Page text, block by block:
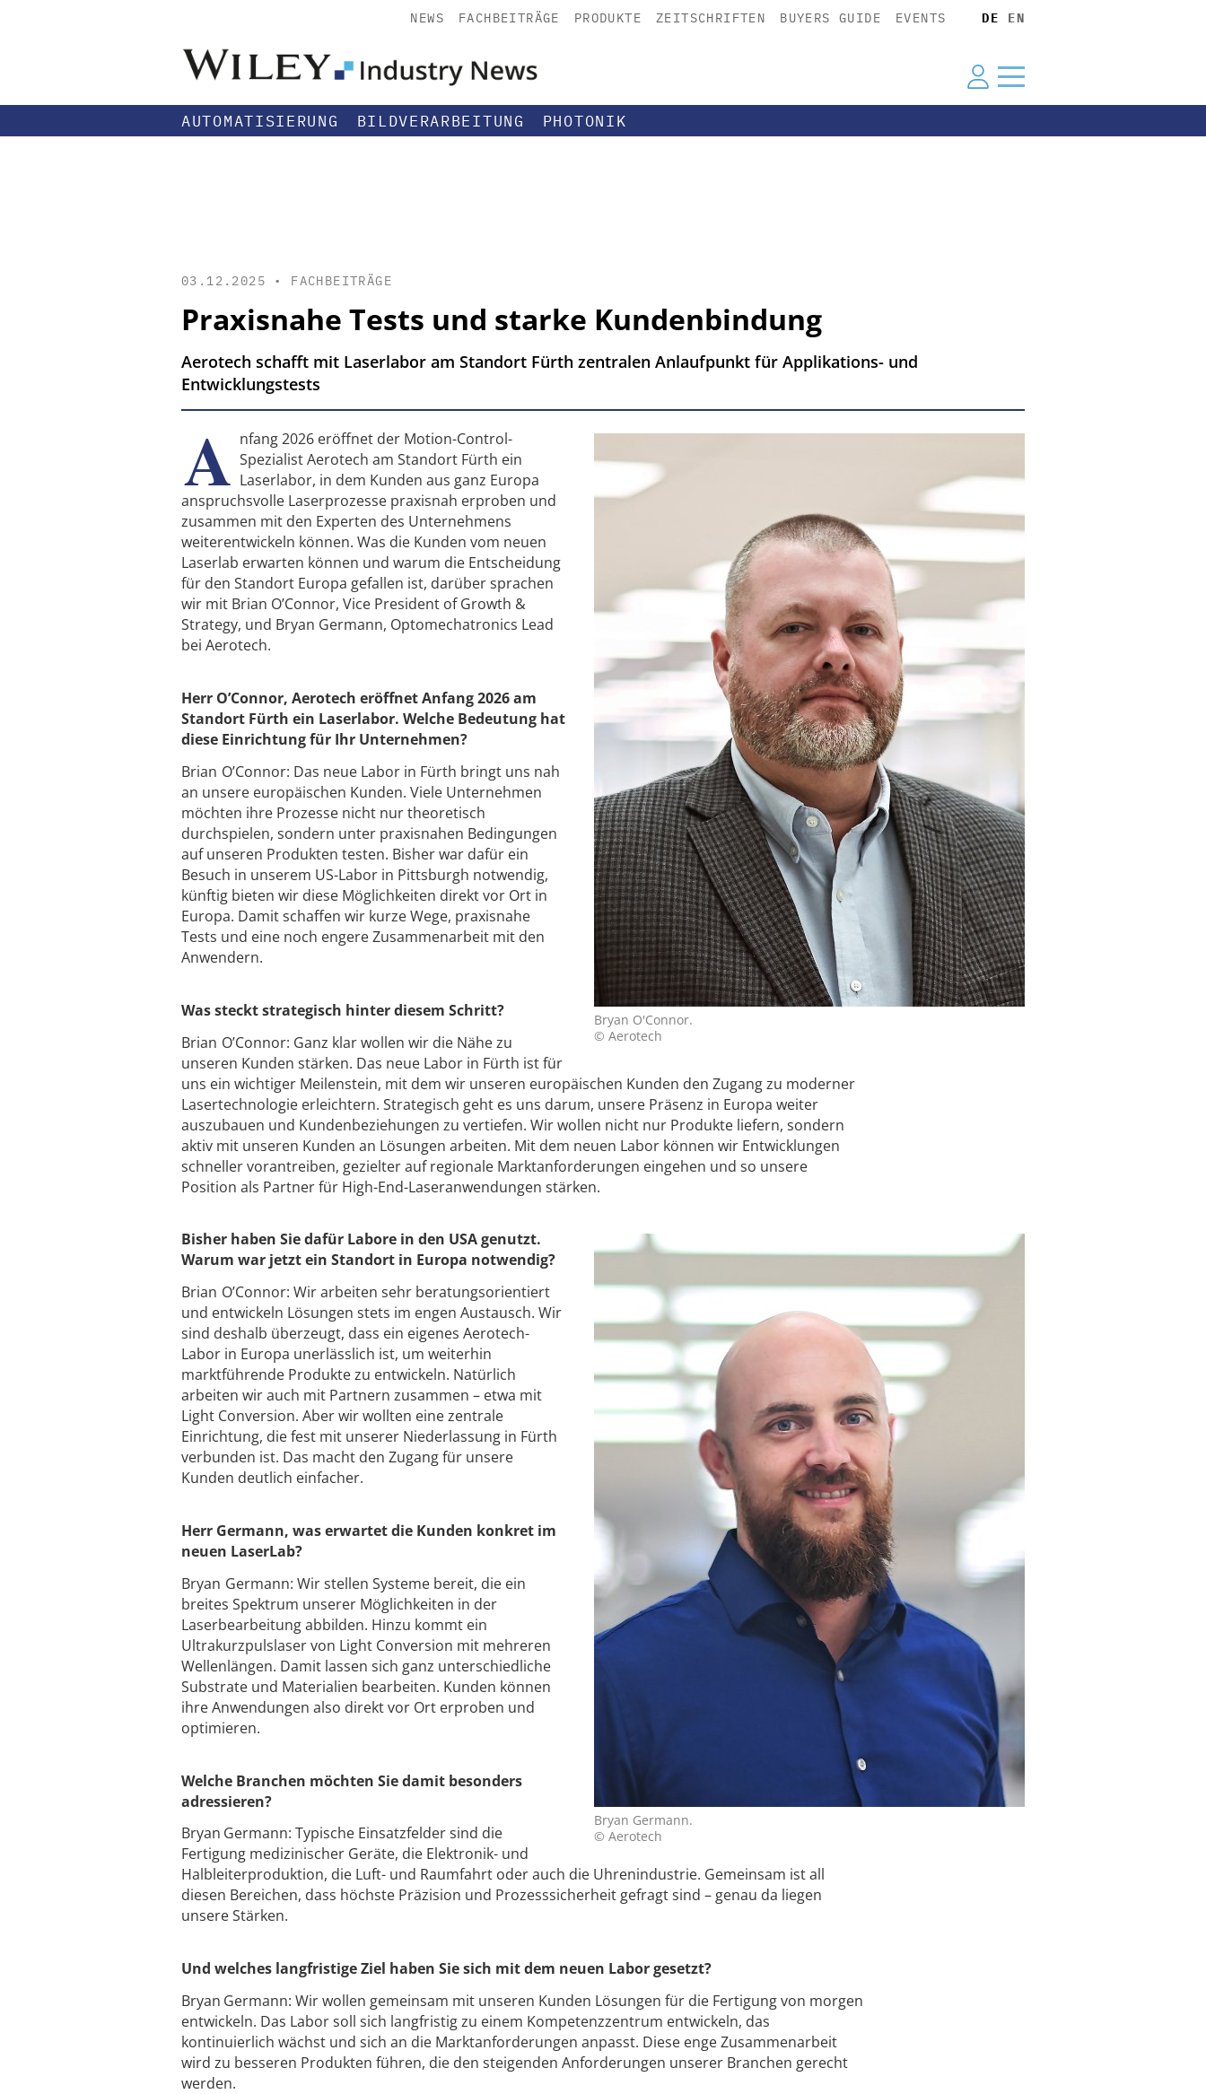
NEWS FACHBEITRÄGE PRODUKTE ZEITSCHRIFTEN BUYERS GUIDE EVENTS DE EN
AUTOMATISIERUNG BILDVERARBEITUNG PHOTONIK
03.12.2025 • FACHBEITRÄGE
Praxisnahe Tests und starke Kundenbindung
Aerotech schafft mit Laserlabor am Standort Fürth zentralen Anlaufpunkt für Applikations- und
Entwicklungstests
Bryan O'Connor.
© Aerotech
A nfang 2026 eröffnet der Motion-Control-
Spezialist Aerotech am Standort Fürth ein
Laserlabor, in dem Kunden aus ganz Europa
anspruchsvolle Laserprozesse praxisnah erproben und
zusammen mit den Experten des Unternehmens
weiterentwickeln können. Was die Kunden vom neuen
Laserlab erwarten können und warum die Entscheidung
für den Standort Europa gefallen ist, darüber sprachen
wir mit Brian O’Connor, Vice President of Growth &
Strategy, und Bryan Germann, Optomechatronics Lead
bei Aerotech.
Herr O’Connor, Aerotech eröffnet Anfang 2026 am
Standort Fürth ein Laserlabor. ­Welche Bedeutung hat
diese Einrichtung für Ihr Unternehmen?
Brian O’Connor: Das neue Labor in Fürth bringt uns nah
an unsere europäischen Kunden. ­Viele Unternehmen
möchten ihre Prozesse nicht nur theoretisch
durchspielen, sondern unter praxisnahen Bedingungen
auf unseren Produkten testen. Bisher war dafür ein
Besuch in unserem US-Labor in Pittsburgh notwendig,
künftig bieten wir diese Möglichkeiten direkt vor Ort in
Europa. Damit schaffen wir kurze Wege, praxisnahe
Tests und eine noch engere Zusammenarbeit mit den
Anwendern.
Was steckt strategisch hinter diesem Schritt?
Brian O’Connor: Ganz klar wollen wir die Nähe zu
unseren Kunden stärken. Das neue Labor in Fürth ist für
uns ein wichtiger Meilenstein, mit dem wir unseren europäischen Kunden den Zugang zu moderner
Lasertechnologie erleichtern. Strategisch geht es uns darum, unsere Präsenz in Europa weiter
auszubauen und Kundenbeziehungen zu vertiefen. Wir wollen nicht nur Produkte liefern, sondern
aktiv mit unseren Kunden an Lösungen arbeiten. Mit dem neuen Labor können wir Entwicklungen
schneller vorantreiben, gezielter auf regionale Marktanforderungen eingehen und so unsere
Position als Partner für High-End-Laseranwendungen stärken.
Bryan Germann.
© Aerotech
Bisher haben Sie dafür Labore in den USA genutzt.
Warum war jetzt ein Standort in Europa notwendig?
Brian O’Connor: Wir arbeiten sehr beratungsorientiert
und entwickeln Lösungen stets im engen Austausch. Wir
sind deshalb überzeugt, dass ein eigenes Aerotech-
Labor in Europa unerlässlich ist, um weiterhin
marktführende Produkte zu entwickeln. Natürlich
arbeiten wir auch mit Partnern zusammen – etwa mit
Light Conversion. Aber wir wollten eine zentrale
Einrichtung, die fest mit unserer Niederlassung in Fürth
verbunden ist. Das macht den Zugang für unsere
Kunden deutlich einfacher.
Herr Germann, was erwartet die Kunden konkret im
neuen LaserLab?
Bryan Germann: Wir stellen Systeme bereit, die ein
breites Spektrum unserer Möglichkeiten in der
Laserbearbeitung abbilden. Hinzu kommt ein
Ultrakurzpulslaser von Light Conversion mit mehreren
Wellenlängen. Damit lassen sich ganz unterschiedliche
Substrate und Materialien bearbeiten. Kunden können
ihre Anwendungen also direkt vor Ort erproben und
optimieren.
Welche Branchen möchten Sie damit besonders
adressieren?
Bryan Germann: Typische Einsatzfelder sind die
Fertigung medizinischer Geräte, die Elektronik- und
Halbleiterproduktion, die Luft- und Raumfahrt oder auch die Uhrenindustrie. Gemeinsam ist all
diesen Bereichen, dass höchste Präzision und Prozesssicherheit gefragt sind – genau da liegen
unsere Stärken.
Und welches langfristige Ziel haben Sie sich mit dem neuen Labor gesetzt?
Bryan Germann: Wir wollen gemeinsam mit unseren Kunden Lösungen für die Fertigung von morgen
entwickeln. Das Labor soll sich langfristig zu einem Kompetenzzentrum entwickeln, das
kontinuierlich wächst und sich an die Marktanforderungen anpasst. Diese enge Zusammenarbeit
wird zu besseren Produkten führen, die den steigenden Anforderungen unserer Branchen gerecht
werden.